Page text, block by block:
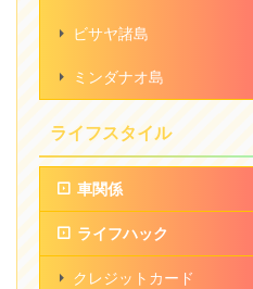
ビサヤ諸島
ミンダナオ島
ライフスタイル
車関係
ライフハック
クレジットカード